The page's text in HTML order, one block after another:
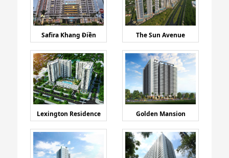
Safira Khang Điền The Sun Avenue
Lexington Residence Golden Mansion